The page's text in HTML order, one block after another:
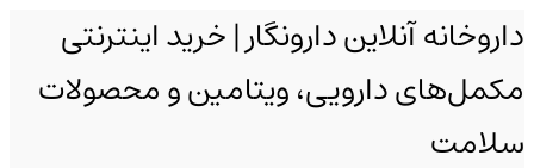
داروخانه آنلاین دارونگار | خرید اینترنتی
مکمل‌های دارویی، ویتامین و محصولات
سلامت